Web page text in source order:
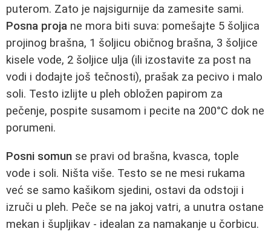
puterom. Zato je najsigurnije da zamesite sami.
Posna proja ne mora biti suva: pomešajte 5 šoljica
projinog brašna, 1 šoljicu običnog brašna, 3 šoljice
kisele vode, 2 šoljice ulja (ili izostavite za post na
vodi i dodajte još tečnosti), prašak za pecivo i malo
soli. Testo izlijte u pleh obložen papirom za
pečenje, pospite susamom i pecite na 200°C dok ne
porumeni.
Posni somun se pravi od brašna, kvasca, tople
vode i soli. Ništa više. Testo se ne mesi rukama
već se samo kašikom sjedini, ostavi da odstoji i
izruči u pleh. Peče se na jakoj vatri, a unutra ostane
mekan i šupljikav - idealan za namakanje u čorbicu.